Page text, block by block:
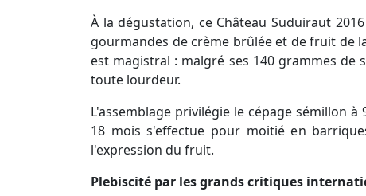
À la dégustation, ce Château Suduiraut
gourmandes de crème brûlée et de fruit de
est magistral : malgré ses 140 grammes
toute lourdeur.
L'assemblage privilégie le cépage sémillon
18 mois s'effectue pour moitié en
l'expression du fruit.
Plebiscité par les grands critiques